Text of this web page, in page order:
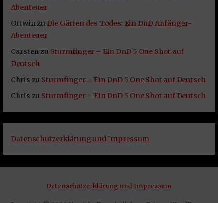
Abenteuer
Ortwinzu Die Gärten des Todes: Ein DnD Anfänger-
Abenteuer
Carstenzu Sturmfinger – Ein DnD 5 One Shot auf
Deutsch
Chris zu Sturmfinger – Ein DnD 5 One Shot auf Deutsch
Chris zu Sturmfinger – Ein DnD 5 One Shot auf Deutsch
Datenschutzerklärung und Impressum
Datenschutzerklärung und Impressum